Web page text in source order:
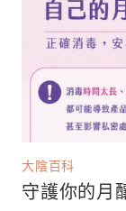
大陰百科
守護你的月